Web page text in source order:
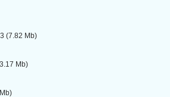
(7.82 Mb)
Mb)